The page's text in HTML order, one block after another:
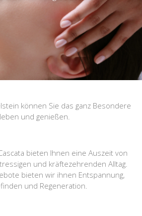
können Sie das ganz Besondere
und genießen.
bieten Ihnen eine Auszeit von
und kräftezehrenden Alltag.
bieten wir ihnen Entspannung,
und Regeneration.